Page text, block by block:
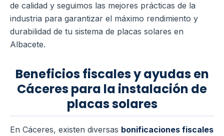
de calidad y seguimos las mejores prácticas de la
industria para garantizar el máximo rendimiento y
durabilidad de tu sistema de placas solares en
Albacete.
Beneficios fiscales y ayudas en
Cáceres para la instalación de
placas solares
En Cáceres, existen diversas bonificaciones fiscales